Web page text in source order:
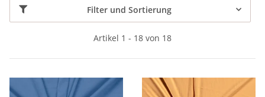
Filter und Sortierung
Artikel 1 - 18 von 18